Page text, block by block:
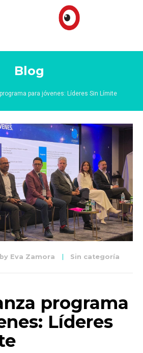
Blog
para jóvenes: Líderes Sin Límite
by Eva Zamora Sin categoría
programa
Líderes